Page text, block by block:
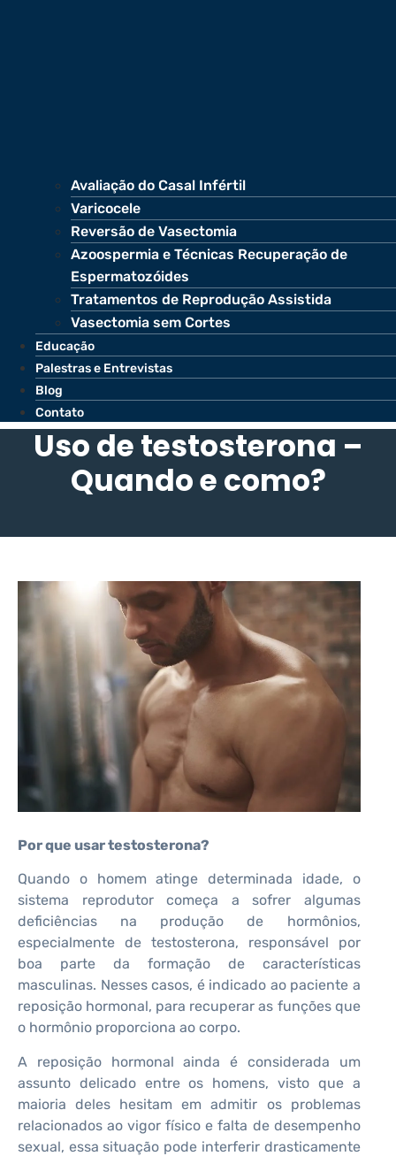
Avaliação do Casal Infértil
Varicocele
Reversão de Vasectomia
Azoospermia e Técnicas Recuperação de
Espermatozóides
Tratamentos de Reprodução Assistida
Vasectomia sem Cortes
Educação
Palestras e Entrevistas
Blog
Contato
Uso de testosterona –
Quando e como?
Por que usar testosterona?
Quando o homem atinge determinada idade, o
sistema reprodutor começa a sofrer algumas
deficiências na produção de hormônios,
especialmente de testosterona, responsável por
boa parte da formação de características
masculinas. Nesses casos, é indicado ao paciente a
reposição hormonal, para recuperar as funções que
o hormônio proporciona ao corpo.
A reposição hormonal ainda é considerada um
assunto delicado entre os homens, visto que a
maioria deles hesitam em admitir os problemas
relacionados ao vigor físico e falta de desempenho
sexual, essa situação pode interferir drasticamente